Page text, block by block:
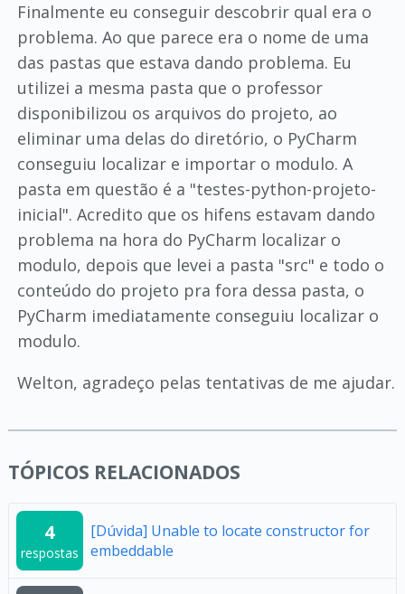
Finalmente eu conseguir descobrir qual era o
problema. Ao que parece era o nome de uma
das pastas que estava dando problema. Eu
utilizei a mesma pasta que o professor
disponibilizou os arquivos do projeto, ao
eliminar uma delas do diretório, o PyCharm
conseguiu localizar e importar o modulo. A
pasta em questão é a "testes-python-projeto-
inicial". Acredito que os hifens estavam dando
problema na hora do PyCharm localizar o
modulo, depois que levei a pasta "src" e todo o
conteúdo do projeto pra fora dessa pasta, o
PyCharm imediatamente conseguiu localizar o
modulo.
Welton, agradeço pelas tentativas de me ajudar.
TÓPICOS RELACIONADOS
4
respostas
[Dúvida] Unable to locate constructor for
embeddable